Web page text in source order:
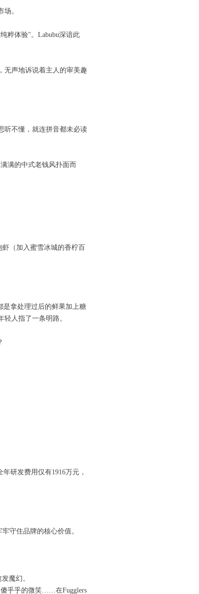
。
粹体验"。Labubu深谙此
无声地诉说着主人的审美趣
不懂，就连拼音都未必读
满的中式老钱风扑面而
（加入蜜雪冰城的香柠百
是拿处理过后的鲜果加上糖
人指了一条明路。
研发费用仅有1916万元，
守住品牌的核心价值。
魔幻。
傻乎乎的微笑……在Fugglers